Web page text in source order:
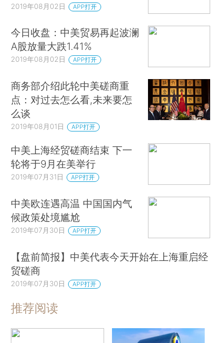
2019年08月02日 APP打开
今日收盘：中美贸易再起波澜
A股放量大跌1.41%
2019年08月02日 APP打开
商务部介绍此轮中美磋商重
点：对过去怎么看,未来要怎
么谈
2019年08月01日 APP打开
中美上海经贸磋商结束 下一
轮将于9月在美举行
2019年07月31日 APP打开
中美欧连遇高温 中国国内气
候政策处境尴尬
2019年07月30日 APP打开
【盘前简报】中美代表今天开始在上海重启经
贸磋商
2019年07月30日 APP打开
推荐阅读